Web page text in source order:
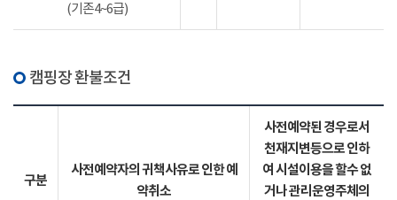
(기존4~6급)
캠핑장 환불조건
구분
사전예약자의 귀책사유로 인한 예
약취소
사전예약된 경우로서
천재지변등으로 인하
여 시설이용을 할수 없
거나 관리운영주체의